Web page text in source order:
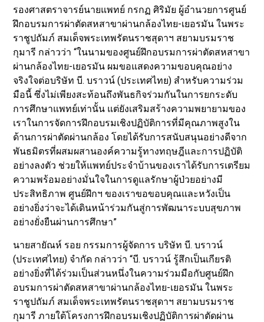
รองศาสตราจารย์นายแพทย์ กรกฏ ศิริมัย ผู้อำนวยการศูนย์
ฝึกอบรมการผ่าตัดสหสาขาผ่านกล้องไทย-เยอรมัน ในพระ
ราชูปถัมภ์ สมเด็จพระเทพรัตนราชสุดาฯ สยามบรมราช
กุมารี กล่าวว่า “ในนามของศูนย์ฝึกอบรมการผ่าตัดสหสาขา
ผ่านกล้องไทย-เยอรมัน ผมขอแสดงความขอบคุณอย่าง
จริงใจต่อบริษัท บี. บราวน์ (ประเทศไทย) สำหรับความร่วม
มือนี้ ซึ่งไม่เพียงสะท้อนถึงพันธกิจร่วมกันในการยกระดับ
การศึกษาแพทย์เท่านั้น แต่ยังเสริมสร้างความพยายามของ
เราในการจัดการฝึกอบรมเชิงปฏิบัติการที่มีคุณภาพสูงใน
ด้านการผ่าตัดผ่านกล้อง โดยได้รับการสนับสนุนอย่างดีจาก
พันธมิตรที่ผสมผสานองค์ความรู้ทางทฤษฎีและการปฏิบัติ
อย่างลงตัว ช่วยให้แพทย์ประจำบ้านของเราได้รับการเตรียม
ความพร้อมอย่างมั่นใจในการดูแลรักษาผู้ป่วยอย่างมี
ประสิทธิภาพ ศูนย์ฝึกฯ ของเราขอขอบคุณและหวังเป็น
อย่างยิ่งว่าจะได้เดินหน้าร่วมกันสู่การพัฒนาระบบสุขภาพ
อย่างยั่งยืนผ่านการศึกษา”
นายสายัณห์ รอย กรรมการผู้จัดการ บริษัท บี. บราวน์
(ประเทศไทย) จำกัด กล่าวว่า “บี. บราวน์ รู้สึกเป็นเกียรติ
อย่างยิ่งที่ได้ร่วมเป็นส่วนหนึ่งในความร่วมมือกับศูนย์ฝึก
อบรมการผ่าตัดสหสาขาผ่านกล้องไทย-เยอรมัน ในพระ
ราชูปถัมภ์ สมเด็จพระเทพรัตนราชสุดาฯ สยามบรมราช
กุมารี ภายใต้โครงการฝึกอบรมเชิงปฏิบัติการผ่าตัดผ่าน